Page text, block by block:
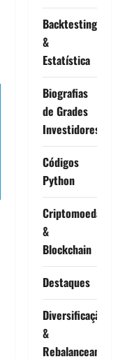
Backtesting
&
Estatística
Biografias
de Grades
Investidores
Códigos
Python
Criptomoedas
&
Blockchain
Destaques
Diversificação
&